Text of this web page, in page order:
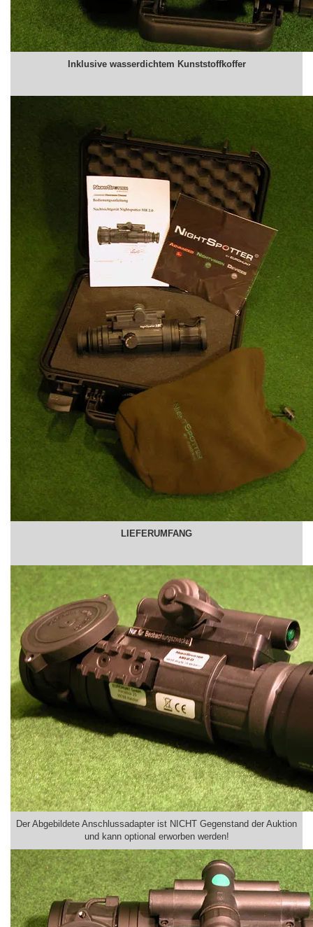
Inklusive wasserdichtem Kunststoffkoffer
LIEFERUMFANG
Der Abgebildete Anschlussadapter ist NICHT Gegenstand der Auktion
und kann optional erworben werden!